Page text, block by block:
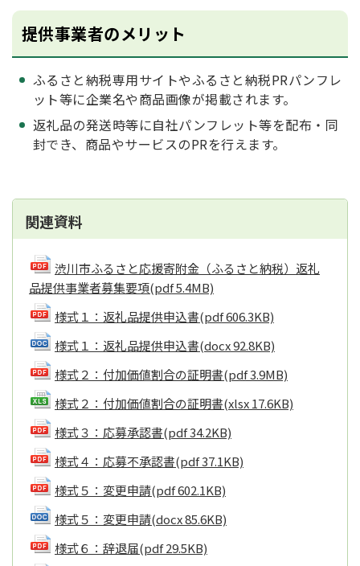
提供事業者のメリット
ふるさと納税専用サイトやふるさと納税PRパンフレ
ット等に企業名や商品画像が掲載されます。
返礼品の発送時等に自社パンフレット等を配布・同
封でき、商品やサービスのPRを行えます。
関連資料
渋川市ふるさと応援寄附金（ふるさと納税）返礼
品提供事業者募集要項(pdf 5.4MB)
様式１：返礼品提供申込書(pdf 606.3KB)
様式１：返礼品提供申込書(docx 92.8KB)
様式２：付加価値割合の証明書(pdf 3.9MB)
様式２：付加価値割合の証明書(xlsx 17.6KB)
様式３：応募承認書(pdf 34.2KB)
様式４：応募不承認書(pdf 37.1KB)
様式５：変更申請(pdf 602.1KB)
様式５：変更申請(docx 85.6KB)
様式６：辞退届(pdf 29.5KB)